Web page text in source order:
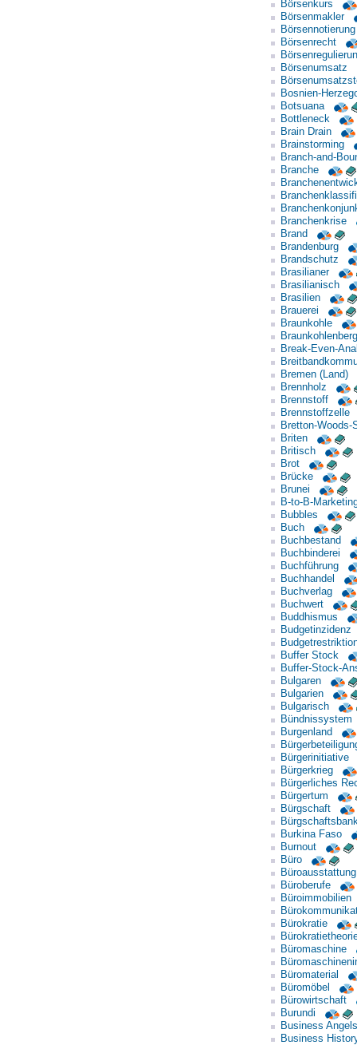
Börsenkurs
Börsenmakler
Börsennotierung
Börsenrecht
Börsenumsatz
Bosnien-
Botsuana
Bottleneck
Brain Drain
Brainstorming
Branch-and-
Branche
Branchenkrise
Brand
Brandenburg
Brandschutz
Brasilianer
Brasilianisch
Brasilien
Brauerei
Braunkohle
Break-Even-
Bremen (Land)
Brennholz
Brennstoff
Brennstoffzelle
Bretton-Woods-
Briten
Britisch
Brot
Brücke
Brunei
B-to-B-
Bubbles
Buch
Buchbestand
Buchbinderei
Buchführung
Buchhandel
Buchverlag
Buchwert
Buddhismus
Budgetinzidenz
Buffer Stock
Buffer-Stock-
Bulgaren
Bulgarien
Bulgarisch
Bündnissystem
Burgenland
Bürgerinitiative
Bürgerkrieg
Bürgerliches
Bürgertum
Bürgschaft
Burkina Faso
Burnout
Büro
Büroausstattung
Büroberufe
Büroimmobilien
Bürokratie
Büromaschine
Büromaterial
Büromöbel
Bürowirtschaft
Burundi
Business Angels
Business